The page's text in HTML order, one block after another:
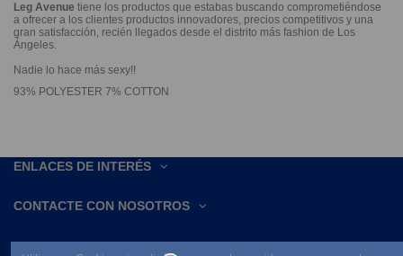
Leg Avenue tiene los productos que estabas buscando comprometiéndose
a ofrecer a los clientes productos innovadores, precios competitivos y una
gran satisfacción, recién llegados desde el distrito más fashion de Los
Ángeles.
Nadie lo hace más sexy!!
93% POLYESTER 7% COTTON
ENLACES DE INTERÉS
CONTACTE CON NOSOTROS